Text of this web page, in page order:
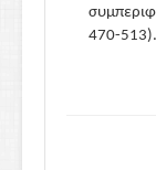
470-513).